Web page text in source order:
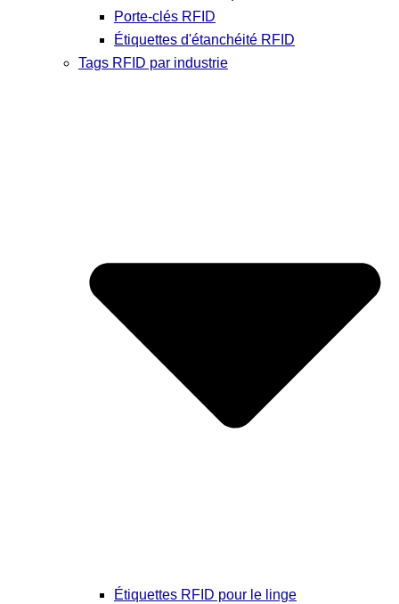
Porte-clés RFID
Étiquettes d'étanchéité RFID
Tags RFID par industrie
Étiquettes RFID pour le linge